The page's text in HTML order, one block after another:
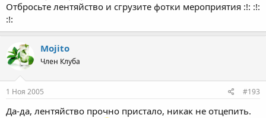
Отбросьте лентяйство и сгрузите фотки мероприятия :!: :!:
:!:
Mojito
Член Клуба
1 Ноя 2005 #193
Да-да, лентяйство прочно пристало, никак не отцепить.